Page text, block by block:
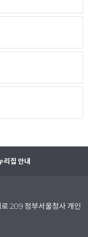
리집 안내
209 정부서울청사 개인